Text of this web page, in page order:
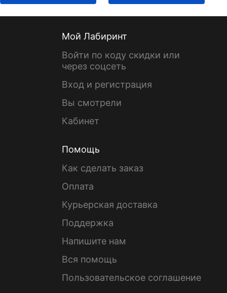
Мой Лабиринт
Войти по коду скидки или
через соцсеть
Вход и регистрация
Вы смотрели
Кабинет
Помощь
Как сделать заказ
Оплата
Курьерская доставка
Поддержка
Напишите нам
Вся помощь
Пользовательское соглашение